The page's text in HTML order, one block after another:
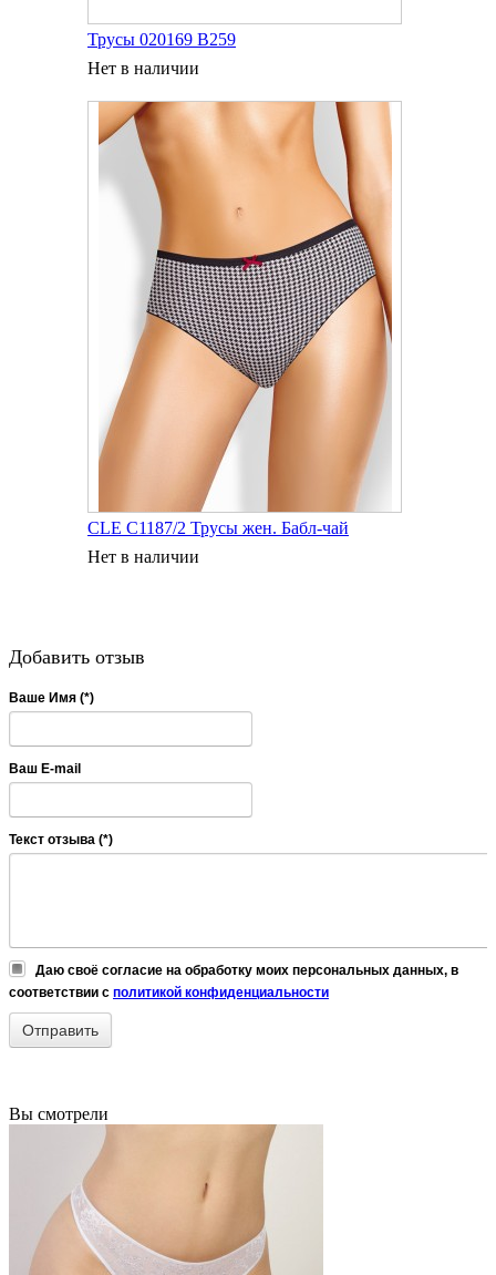
Трусы 020169 В259
Нет в наличии
CLE C1187/2 Трусы жен. Бабл-чай
Нет в наличии
Добавить отзыв
Ваше Имя (*)
Ваш E-mail
Текст отзыва (*)
Даю своё согласие на обработку моих персональных данных, в
соответствии с политикой конфиденциальности
Вы смотрели